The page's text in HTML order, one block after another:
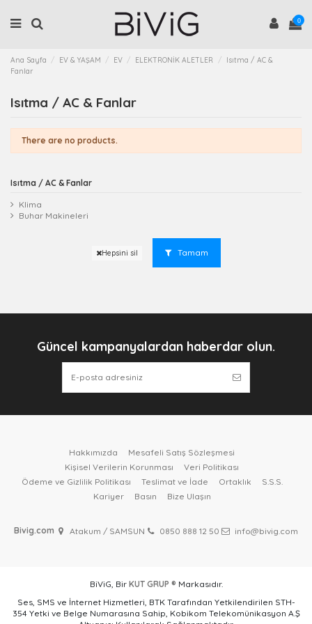
0
Ana Sayfa EV & YAŞAM EV ELEKTRONİK ALETLER
Isıtma / AC &
Fanlar
Isıtma / AC & Fanlar
There are no products.
Isıtma / AC & Fanlar
Klima
Buhar Makineleri
Hepsini sil Tamam
Güncel kampanyalardan haberdar olun.
Hakkımızda
Mesafeli Satış Sözleşmesi
Kişisel Verilerin Korunması
Veri Politikası
Ödeme ve Gizlilik Politikası
Teslimat ve İade Ortaklık
S.S.S.
Kariyer
Basın Bize Ulaşın
Bivig.com Atakum / SAMSUN 0850 888 12 50 info@bivig.com
BiViG, Bir KUT GRUP ® Markasıdır.
Ses, SMS ve İnternet Hizmetleri, BTK Tarafından Yetkilendirilen STH-
354 Yetki ve Belge Numarasına Sahip, Kobikom Telekomünikasyon A.Ş